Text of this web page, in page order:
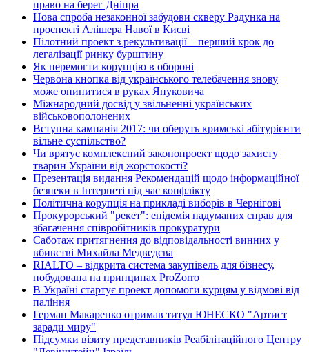
право на берег Дніпра
Нова спроба незаконної забудови скверу Радунка на
проспекті Алішера Навої в Києві
Пілотний проект з рекультивації – перший крок до
легалізації ринку бурштину
Як перемогти корупцію в обороні
Червона кнопка від українського телебачення знову
може опинитися в руках Януковича
Міжнародний досвід у звільненні українських
військовополонених
Вступна кампанія 2017: чи оберуть кримські абітурієнти
вільне суспільство?
Чи врятує комплексний законопроект щодо захисту
тварин України від жорстокості?
Презентація видання Рекомендацій щодо інформаційної
безпеки в Інтернеті під час конфлікту
Політична корупція на прикладі виборів в Чернігові
Прокурорський "рекет": епідемія надуманих справ для
збагачення співробітників прокуратури
Саботаж притягнення до відповідальності винних у
вбивстві Михайла Медведєва
RIALTO – відкрита система закупівель для бізнесу,
побудована на принципах ProZorro
В Україні стартує проект допомоги курцям у відмові від
паління
Герман Макаренко отримав титул ЮНЕСКО "Артист
заради миру"
Підсумки візиту представників Реабілітаційного Центру